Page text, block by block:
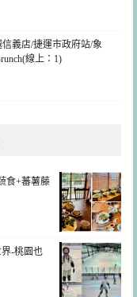
義店/捷運市政府站/象
線上：1)
食+蕃薯藤
-桃園也